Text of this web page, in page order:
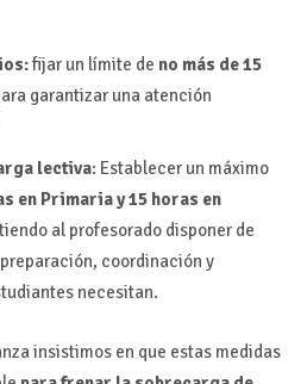
fijar un límite de no más de 15
garantizar una atención
lectiva: Establecer un máximo
en Primaria y 15 horas en
al profesorado disponer de
coordinación y
necesitan.
insistimos en que estas medidas